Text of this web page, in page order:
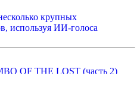
крупных
используя ИИ-голоса
OF THE LOST (часть 2)